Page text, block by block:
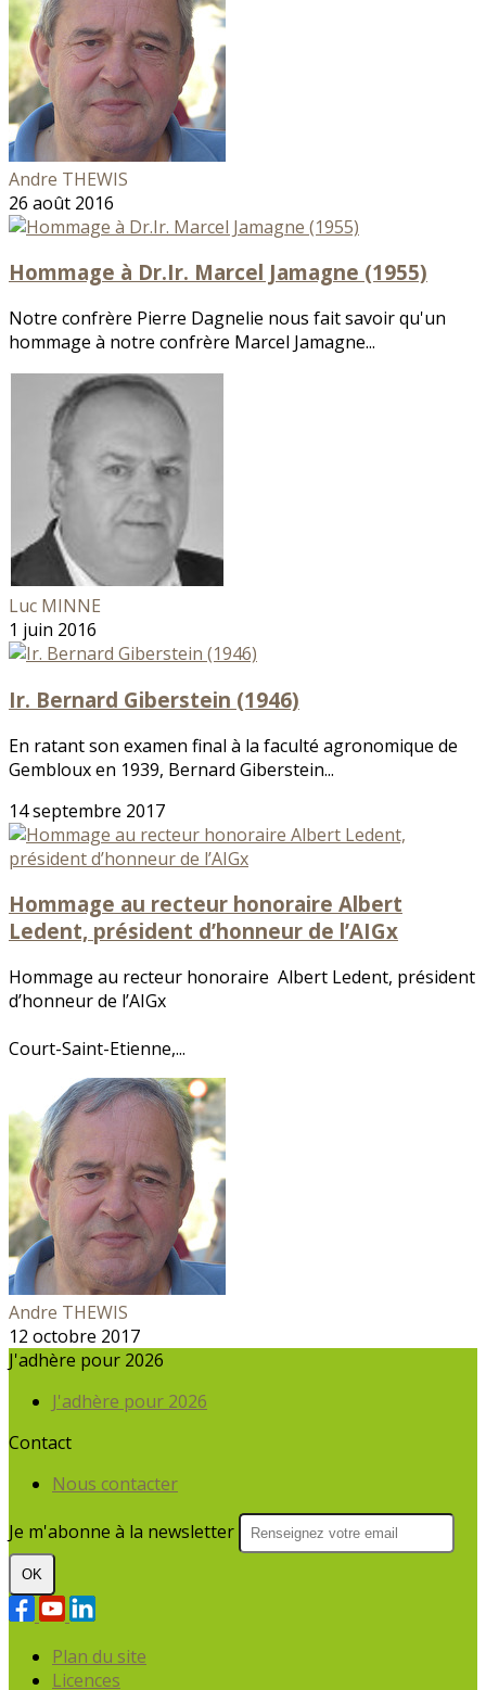
Andre THEWIS
26 août 2016
Hommage à Dr.Ir. Marcel Jamagne (1955)
Notre confrère Pierre Dagnelie nous fait savoir qu'un
hommage à notre confrère Marcel Jamagne...
Luc MINNE
1 juin 2016
Ir. Bernard Giberstein (1946)
En ratant son examen final à la faculté agronomique de
Gembloux en 1939, Bernard Giberstein...
14 septembre 2017
Hommage au recteur honoraire Albert
Ledent, président d’honneur de l’AIGx
Hommage au recteur honoraire Albert Ledent, président
d’honneur de l’AIGx
Court-Saint-Etienne,...
Andre THEWIS
12 octobre 2017
J'adhère pour 2026
J'adhère pour 2026
Contact
Nous contacter
Je m'abonne à la newsletter
OK
Plan du site
Licences